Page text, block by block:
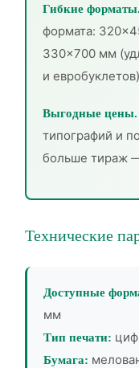
Гибкие форматы.
формата:
330×700 мм
и
Выгодные цены.
типографий и
больше тираж
Технические
Доступные
мм
Тип печати:
Бумага: